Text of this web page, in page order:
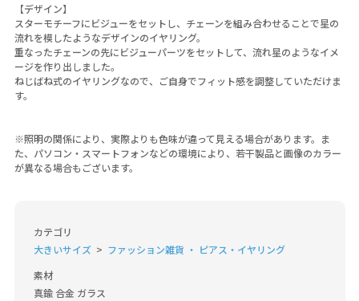
【デザイン】
スターモチーフにビジューをセットし、チェーンを組み合わせることで星の
流れを模したようなデザインのイヤリング。
重なったチェーンの先にビジューパーツをセットして、流れ星のようなイメ
ージを作り出しました。
ねじばね式のイヤリングなので、ご自身でフィット感を調整していただけま
す。
※照明の関係により、実際よりも色味が違って見える場合があります。ま
た、パソコン・スマートフォンなどの環境により、若干製品と画像のカラー
が異なる場合もございます。
カテゴリ
大きいサイズ
ファッション雑貨 ・ ピアス・イヤリング
素材
真鍮 合金 ガラス